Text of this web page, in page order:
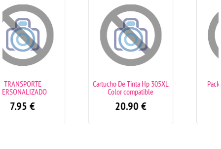
Cartucho De Tinta Hp 305XL
Pack 4 tambores DR241